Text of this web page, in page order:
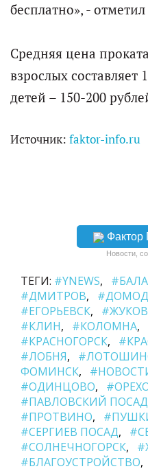
бесплатно», -
Средняя цена
взрослых составляет
детей – 150-200
Источник: faktor-info.ru
Фактор
Новости,
ТЕГИ: #YNEWS
#ДМИТРОВ
#ЕГОРЬЕВСК
#КЛИН
#КОЛОМНА
#КРАСНОГОРСК
#ЛОБНЯ
ФОМИНСК
#ОДИНЦОВО
#ПАВЛОВСКИЙ ПОСАД
#ПРОТВИНО
#СЕРГИЕВ ПОСАД
#СОЛНЕЧНОГОРСК
#БЛАГОУСТРОЙСТВО